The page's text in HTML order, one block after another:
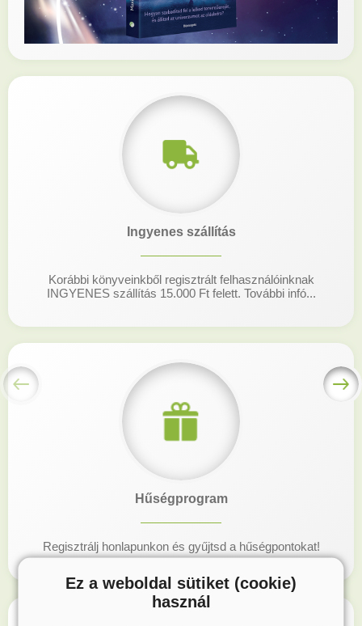
Ingyenes szállítás
Korábbi könyveinkből regisztrált felhasználóinknak
INGYENES szállítás 15.000 Ft felett. További infó...
Hűségprogram
Regisztrálj honlapunkon és gyűjtsd a hűségpontokat!
Ez a weboldal sütiket (cookie)
használ